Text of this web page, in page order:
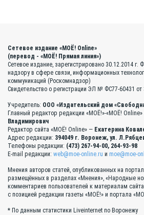
Сетевое издание «МОЁ! Online»
(перевод - «МОЁ! Прямая линия»)
Сетевое издание, зарегистрировано 30.12.2014 г.
надзору в сфере связи, информационных
коммуникаций (Роскомнадзор)
Свидетельство о регистрации ЭЛ № ФС77-60431 от
Учредитель: ООО «Издательский дом
Главный редактор редакции «МОЁ!»-«МОЁ!
Владимирович
Редактор сайта «МОЁ! Online» — Екатерина
Адрес редакции: 394049 г. Воронеж, ул.
Телефоны редакции: (473) 267-94-00, 264-93-98
E-mail редакции: web@moe-online.ru и moe@moe-
Мнения авторов статей, опубликованных на
размещённых в разделах «Мнения», «Народные
комментариев пользователей к материалам
с позицией редакции газеты «МОЁ!» и портала
* По данным статистики Liveinternet по Воронежу